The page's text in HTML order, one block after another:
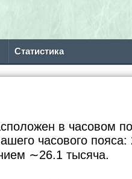
Статистика
в часовом
часового пояса:
∼26.1 тысяча.